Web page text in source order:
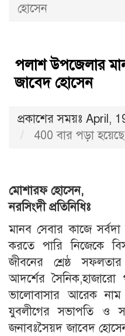
হোসেন
পলাশ উপজেলার
জাবেদ হোসেন
প্রকাশের সময়ঃ April,
400 বার পড়া হয়েছে
মোশারফ হোসেন,
নরসিংদী প্রতিনিধিঃ
মানব সেবার কাজে
করতে পারি নিজেকে
জীবনের শ্রেষ্ঠ
আদর্শের
ভালোবাসার আরেক
যুবলীগের সভাপতি ও
জনাবঃসৈয়দ জাবেদ